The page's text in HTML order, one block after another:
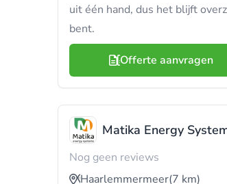
uit één hand, dus het blijft
bent.
Offerte aanvragen
Matika Energy
Nog geen reviews
Haarlemmermeer(7 km)